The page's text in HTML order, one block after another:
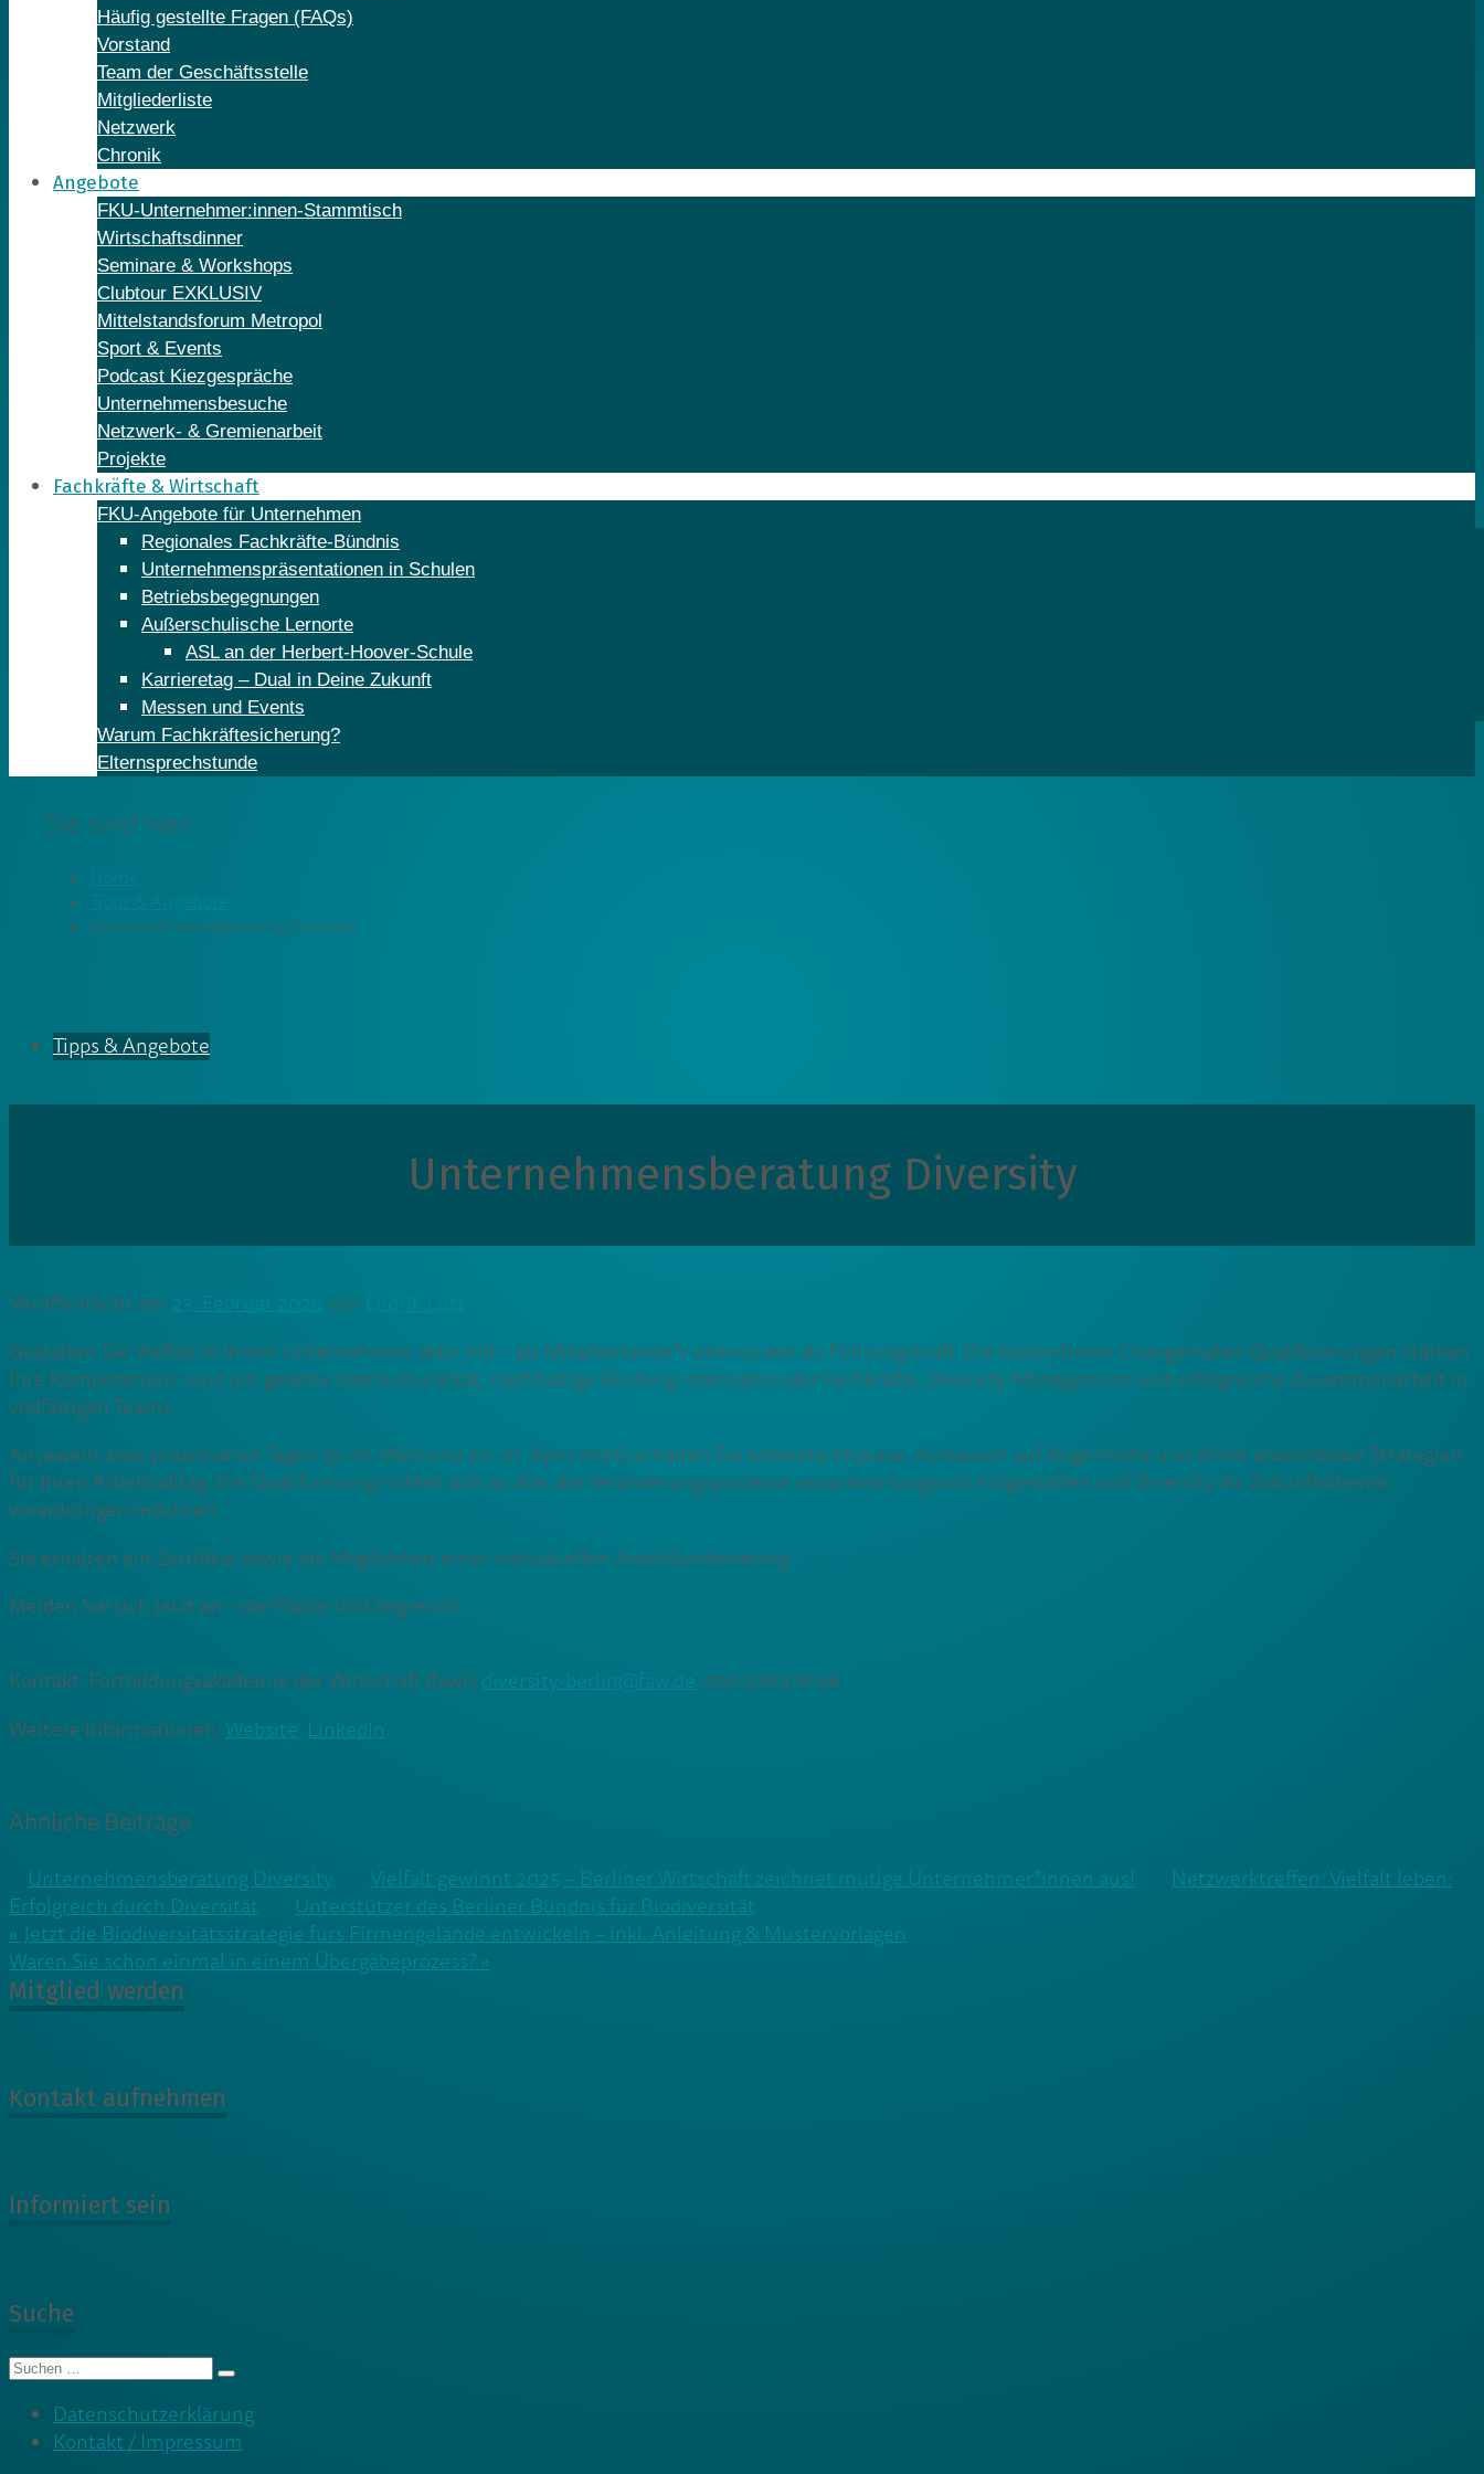
Häufig gestellte Fragen (FAQs)
Vorstand
Team der Geschäftsstelle
Mitgliederliste
Netzwerk
Chronik
Angebote
FKU-Unternehmer:innen-Stammtisch
Wirtschaftsdinner
Seminare & Workshops
Clubtour EXKLUSIV
Mittelstandsforum Metropol
Sport & Events
Podcast Kiezgespräche
Unternehmensbesuche
Netzwerk- & Gremienarbeit
Projekte
Fachkräfte & Wirtschaft
FKU-Angebote für Unternehmen
Regionales Fachkräfte-Bündnis
Unternehmenspräsentationen in Schulen
Betriebsbegegnungen
Außerschulische Lernorte
ASL an der Herbert-Hoover-Schule
Karrieretag – Dual in Deine Zukunft
Messen und Events
Warum Fachkräftesicherung?
Elternsprechstunde
Sie sind hier:
Unternehmensberatung Diversity
Tipps & Angebote
Unternehmensberatung Diversity
Veröffentlicht am 23. Februar 2026 von
Gestalten Sie Vielfalt in Ihrem Unternehmen aktiv mit – als Mitarbeitende*r ebenso wie als Führungskraft. Die kostenfreien Changemaker-Qualifizierungen stärken
Ihre Kompetenzen rund um gelebte Interkulturalität, nachhaltige Bindung internationaler Fachkräfte, Diversity-Management und erfolgreiche Zusammenarbeit in
vielfältigen Teams.
An jeweils zwei praxisnahen Tagen (9.–10. März und 20.–21. April 2026) erhalten Sie konkrete Impulse, Austausch auf Augenhöhe und direkt anwendbare Strategien
für Ihren Arbeitsalltag. Die Qualifizierung richtet sich an alle, die Veränderungsprozesse verantwortungsvoll mitgestalten und Diversity als Zukunftsthema
voranbringen möchten.
Sie erhalten ein Zertifikat sowie die Möglichkeit einer individuellen Anschlussberatung.
Melden Sie sich jetzt an – die Plätze sind begrenzt!
Kontakt: Fortbildungsakademie der Wirtschaft (faw) | diversity-berlin@faw.de, 030 536376-96
Weitere Informationen: Website, LinkedIn.
Ähnliche Beiträge
Unternehmensberatung Diversity Vielfalt gewinnt 2025 – Berliner Wirtschaft zeichnet mutige Unternehmer*innen aus!
Netzwerktreffen: Vielfalt leben:
Erfolgreich durch Diversität
Unterstützer des Berliner Bündnis für Biodiversität
Beitragsnavigation
« Jetzt die Biodiversitätsstrategie fürs Firmengelände entwickeln – inkl. Anleitung & Mustervorlagen
Waren Sie schon einmal in einem Übergabeprozess? »
Mitglied werden
Kontakt aufnehmen
Informiert sein
Suche
Suche
Datenschutzerklärung
Kontakt / Impressum